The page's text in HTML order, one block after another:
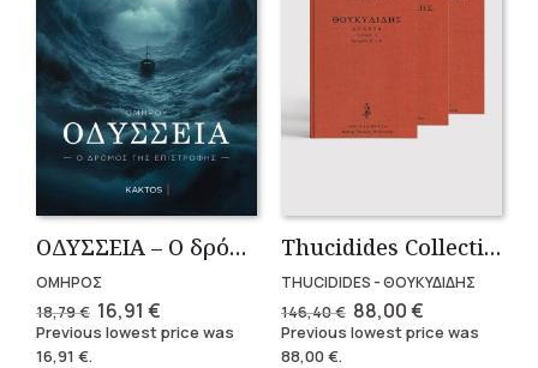
OΔΥΣΣΕΙΑ – Ο δρόμος της επιστροφής
ΟΜΗΡΟΣ
18,79€ Original
price
was:
16,91 €Current
price
is:
Previous lowest price was
16,91 €.
Thucidides Collection – Hardbound Edition (4 volumes)
THUCIDIDES - ΘΟΥΚΥΔΙΔΗΣ
146,40€ Original
price
was:
88,00€Current
price
is:
Previous lowest price was
88,00€.